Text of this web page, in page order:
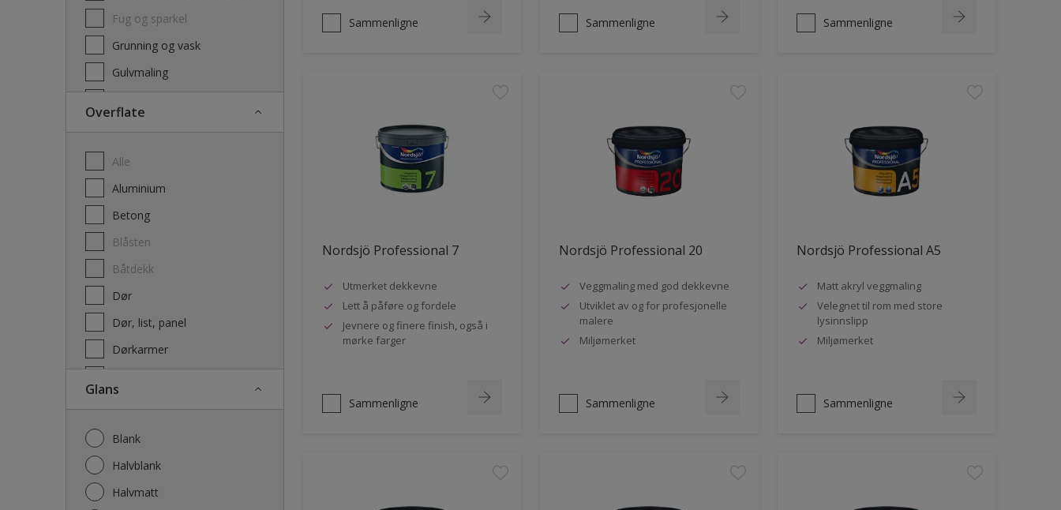
Fug og sparkel
Grunning og vask
Gulvmaling
Overflate
Alle
Aluminium
Betong
Blåsten
Båtdekk
Dør
Dør, list, panel
Dørkarmer
Glans
Blank
Halvblank
Halvmatt
Sammenligne Sammenligne Sammenligne
Nordsjö Professional 7
Utmerket dekkevne
Lett å påføre og fordele
Jevnere og finere finish, også i
mørke farger
Sammenligne
Nordsjö Professional 20
Veggmaling med god dekkevne
Utviklet av og for profesjonelle
malere
Miljømerket
Sammenligne
Nordsjö Professional A5
Matt akryl veggmaling
Velegnet til rom med store
lysinnslipp
Miljømerket
Sammenligne